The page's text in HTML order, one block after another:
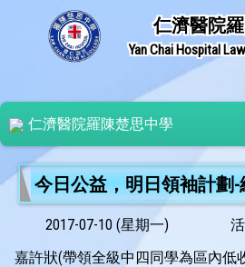
仁濟醫院
Yan Chai Hospital
仁濟醫院羅陳楚思中學
今日公益，明日領袖計劃
2017-07-10 (星期一)
嘉許狀(帶領全級中四同學為區內低